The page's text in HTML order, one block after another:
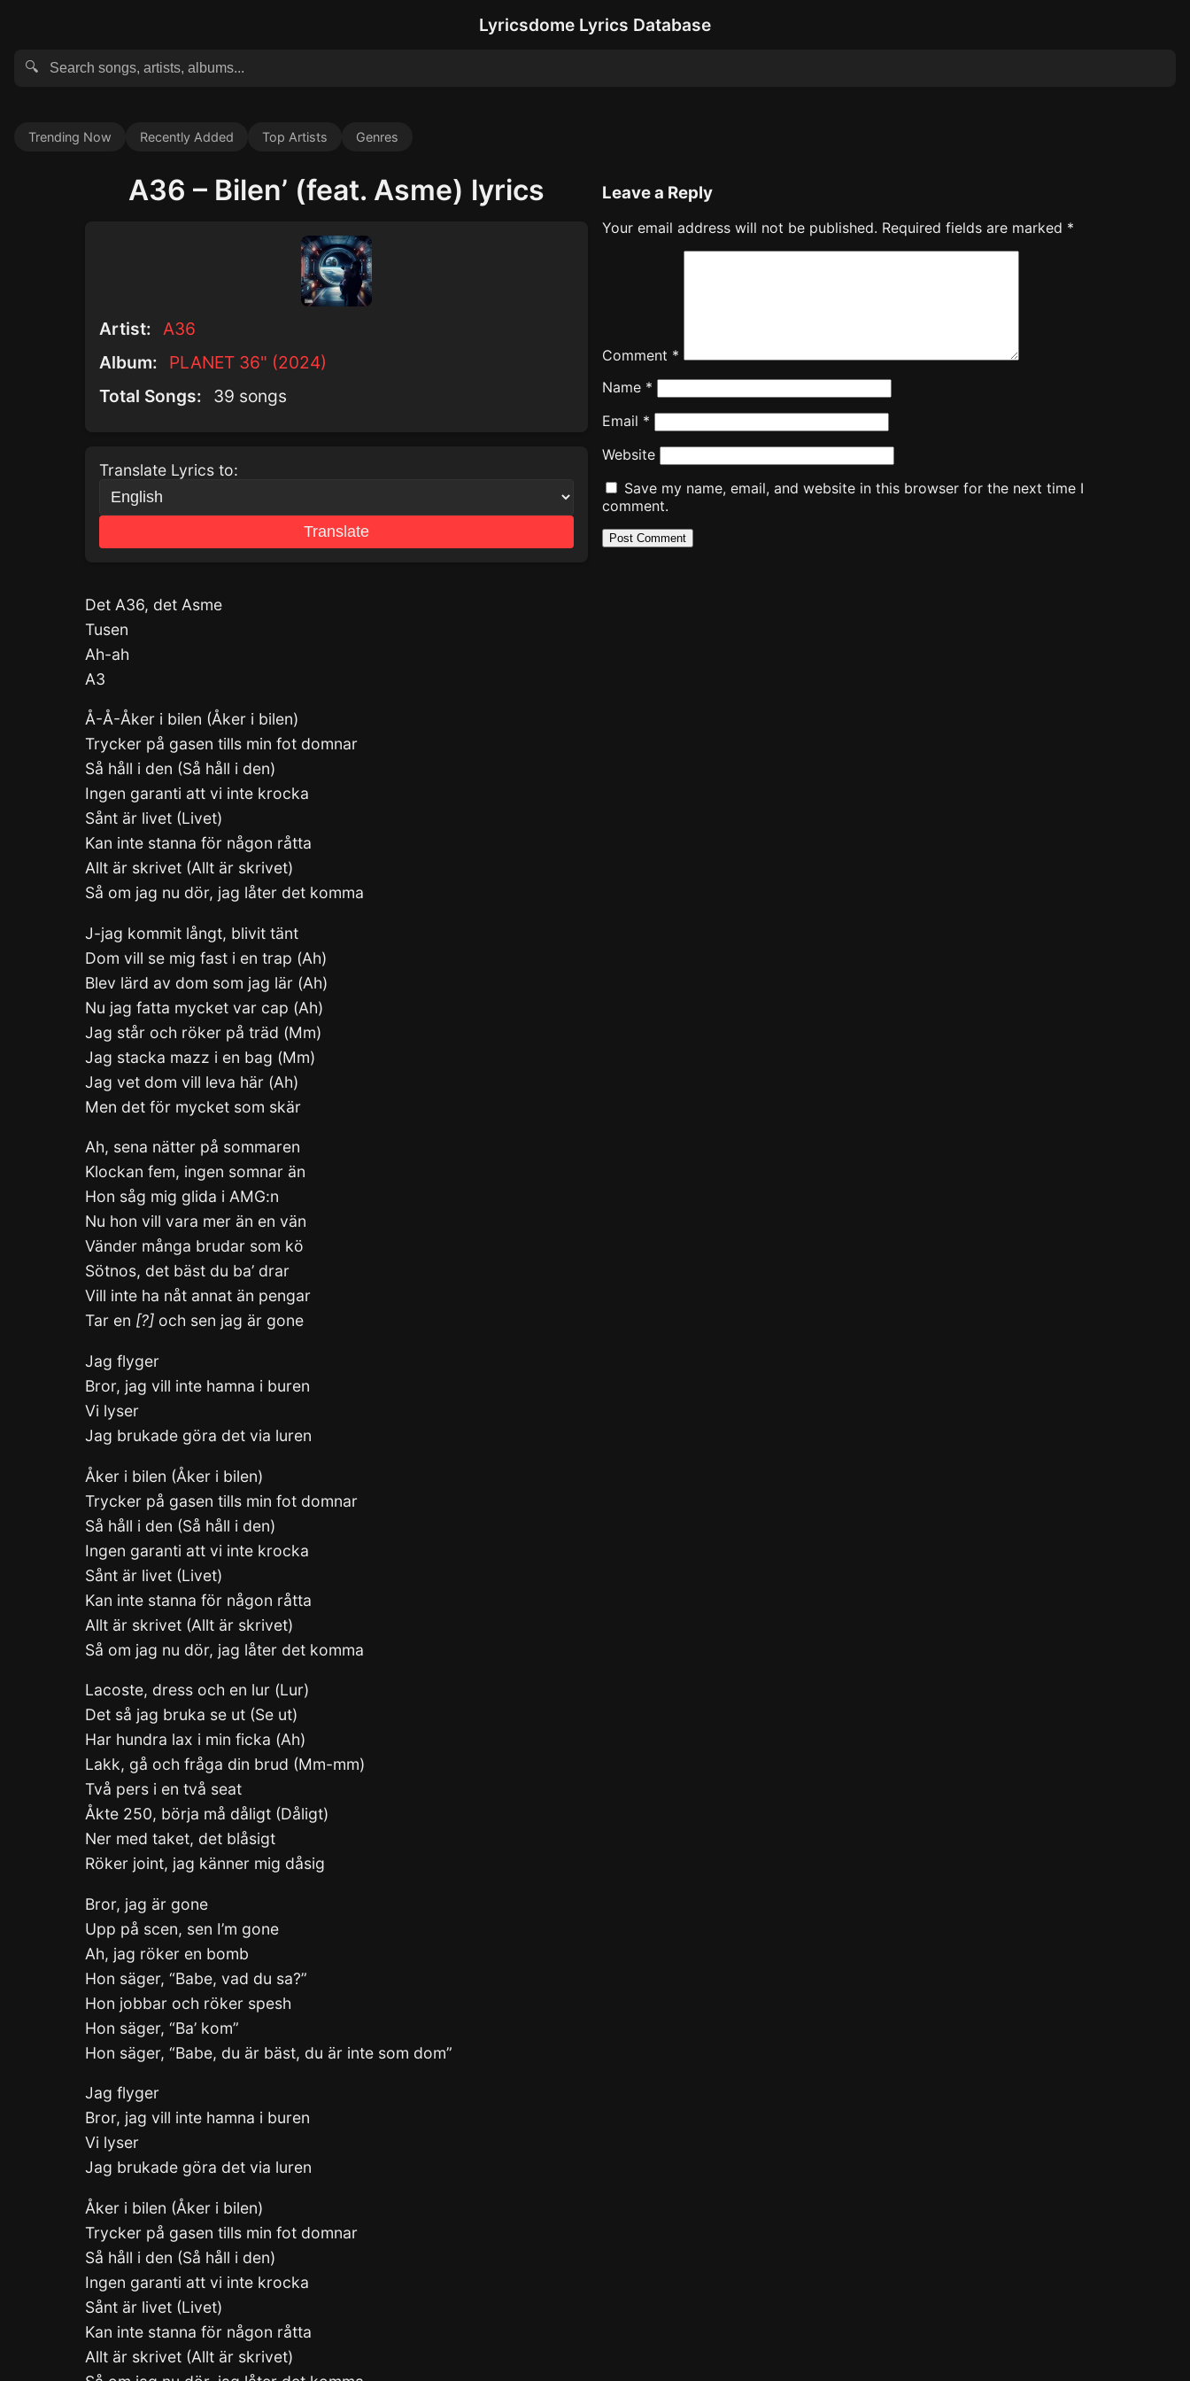
Lyricsdome Lyrics Database
🔍
Trending Now Recently Added Top Artists Genres
A36 – Bilen’ (feat. Asme) lyrics
Artist: A36
Album:
PLANET 36" (2024)
Total Songs:
39 songs
Translate Lyrics to:
Translate
Det A36, det Asme
Tusen
Ah-ah
A3
Å-Å-Åker i bilen (Åker i bilen)
Trycker på gasen tills min fot domnar
Så håll i den (Så håll i den)
Ingen garanti att vi inte krocka
Sånt är livet (Livet)
Kan inte stanna för någon råtta
Allt är skrivet (Allt är skrivet)
Så om jag nu dör, jag låter det komma
J-jag kommit långt, blivit tänt
Dom vill se mig fast i en trap (Ah)
Blev lärd av dom som jag lär (Ah)
Nu jag fatta mycket var cap (Ah)
Jag står och röker på träd (Mm)
Jag stacka mazz i en bag (Mm)
Jag vet dom vill leva här (Ah)
Men det för mycket som skär
Ah, sena nätter på sommaren
Klockan fem, ingen somnar än
Hon såg mig glida i AMG:n
Nu hon vill vara mer än en vän
Vänder många brudar som kö
Sötnos, det bäst du ba’ drar
Vill inte ha nåt annat än pengar
Tar en [?] och sen jag är gone
Jag flyger
Bror, jag vill inte hamna i buren
Vi lyser
Jag brukade göra det via luren
Åker i bilen (Åker i bilen)
Trycker på gasen tills min fot domnar
Så håll i den (Så håll i den)
Ingen garanti att vi inte krocka
Sånt är livet (Livet)
Kan inte stanna för någon råtta
Allt är skrivet (Allt är skrivet)
Så om jag nu dör, jag låter det komma
Lacoste, dress och en lur (Lur)
Det så jag bruka se ut (Se ut)
Har hundra lax i min ficka (Ah)
Lakk, gå och fråga din brud (Mm-mm)
Två pers i en två seat
Åkte 250, börja må dåligt (Dåligt)
Ner med taket, det blåsigt
Röker joint, jag känner mig dåsig
Bror, jag är gone
Upp på scen, sen I’m gone
Ah, jag röker en bomb
Hon säger, “Babe, vad du sa?”
Hon jobbar och röker spesh
Hon säger, “Ba’ kom”
Hon säger, “Babe, du är bäst, du är inte som dom”
Jag flyger
Bror, jag vill inte hamna i buren
Vi lyser
Jag brukade göra det via luren
Åker i bilen (Åker i bilen)
Trycker på gasen tills min fot domnar
Så håll i den (Så håll i den)
Ingen garanti att vi inte krocka
Sånt är livet (Livet)
Kan inte stanna för någon råtta
Allt är skrivet (Allt är skrivet)
Leave a Reply
Your email address will not be published. Required fields are marked *
Comment *
Name *
Email *
Website
Save my name, email, and website in this browser for the next time I
comment.